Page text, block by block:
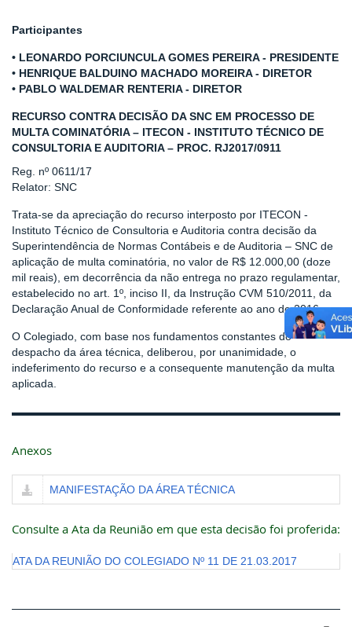
Participantes
• LEONARDO PORCIUNCULA GOMES PEREIRA - PRESIDENTE
• HENRIQUE BALDUINO MACHADO MOREIRA - DIRETOR
• PABLO WALDEMAR RENTERIA - DIRETOR
RECURSO CONTRA DECISÃO DA SNC EM PROCESSO DE
MULTA COMINATÓRIA – ITECON - INSTITUTO TÉCNICO DE
CONSULTORIA E AUDITORIA – PROC. RJ2017/0911
Reg. nº 0611/17
Relator: SNC
Trata-se da apreciação do recurso interposto por ITECON -
Instituto Técnico de Consultoria e Auditoria contra decisão da
Superintendência de Normas Contábeis e de Auditoria – SNC de
aplicação de multa cominatória, no valor de R$ 12.000,00 (doze
mil reais), em decorrência da não entrega no prazo regulamentar,
estabelecido no art. 1º, inciso II, da Instrução CVM 510/2011, da
Declaração Anual de Conformidade referente ao ano de 2016.
O Colegiado, com base nos fundamentos constantes do
despacho da área técnica, deliberou, por unanimidade, o
indeferimento do recurso e a consequente manutenção da multa
aplicada.
Anexos
MANIFESTAÇÃO DA ÁREA TÉCNICA
Consulte a Ata da Reunião em que esta decisão foi proferida:
ATA DA REUNIÃO DO COLEGIADO Nº 11 DE 21.03.2017